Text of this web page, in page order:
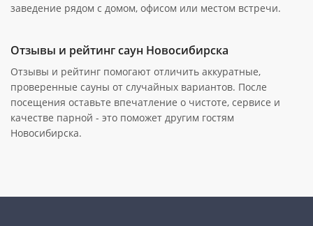
заведение рядом с домом, офисом или местом встречи.
Отзывы и рейтинг саун Новосибирска
Отзывы и рейтинг помогают отличить аккуратные,
проверенные сауны от случайных вариантов. После
посещения оставьте впечатление о чистоте, сервисе и
качестве парной - это поможет другим гостям
Новосибирска.